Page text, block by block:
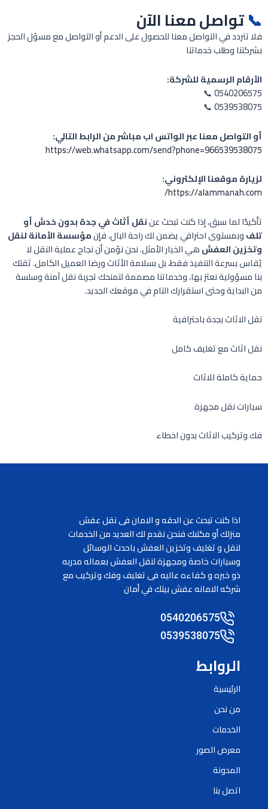
📞تواصل معنا الآن
فلا تتردد في التواصل معنا للحصول على الدعم أو التواصل مع مسؤل الحجز
بشركتنا وطلب خدماتنا
الأرقام الرسمية للشركة:
0540206575 📞
0539538075 📞
أو التواصل معنا عبر الواتس اب مباشر من الرابط التالي:
https://web.whatsapp.com/send?phone=966539538075
لزيارة موقعنا الإلكتروني:
https://alammanah.com/
تأكيدًا لما سبق، إذا كنت تبحث عننقل أثاث في جدة بدون خدش أو
تلفوبمستوى احترافي يضمن لك راحة البال، فإنمؤسسة الأمانة لنقل
وتخزين العفشهي الخيار الأمثل. نحن نؤمن أن نجاح عملية النقل لا
يُقاس بسرعة التنفيذ فقط، بل بسلامة الأثاث ورضا العميل الكامل. ثقتك
بنا مسؤولية نعتز بها، وخدماتنا مصممة لتمنحك تجربة نقل آمنة وسلسة
من البداية وحتى استقرارك التام في موقعك الجديد.
نقل الاثاث بجدة باحترافية
نقل اثاث مع تغليف كامل
حماية كاملة للاثاث
سيارات نقل مجهزة
فك وتركيب الاثاث بدون اخطاء
اذا كنت تبحث عن الدقه و الامان فى نقل عفش
منزلك أو مكتبك فنحن نقدم لك العديد من الخدمات
لنقل و تغليف وتخزين العفش باحدث الوسائل
وسيارات خاصة ومجهزة لنقل العفش بعماله مدربه
ذو خبره و كفاءه عاليه فى تغليف وفك وتركيب مع
شركه الامانه عفش بيتك في أمان
0540206575
0539538075
الروابط
الرئيسية
من نحن
الخدمات
معرض الصور
المدونة
اتصل بنا